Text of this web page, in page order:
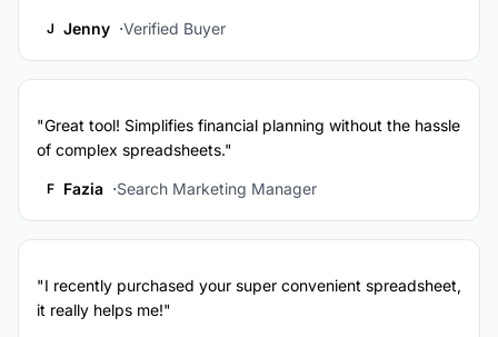
J Jenny Verified Buyer
"Great tool! Simplifies financial planning without the hassle
of complex spreadsheets."
F Fazia Search Marketing Manager
"I recently purchased your super convenient spreadsheet,
it really helps me!"